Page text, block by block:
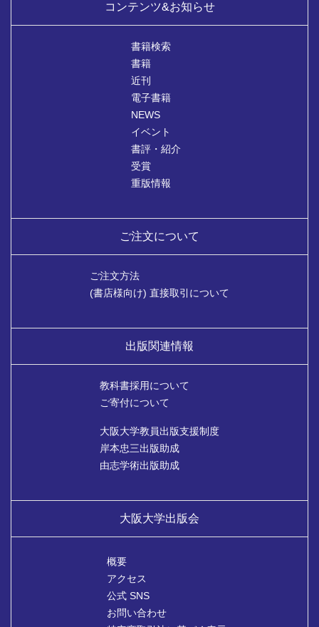
コンテンツ&お知らせ
書籍検索
書籍
近刊
電子書籍
NEWS
イベント
書評・紹介
受賞
重版情報
ご注文について
ご注文方法
(書店様向け) 直接取引について
出版関連情報
教科書採用について
ご寄付について
大阪大学教員出版支援制度
岸本忠三出版助成
由志学術出版助成
大阪大学出版会
概要
アクセス
公式 SNS
お問い合わせ